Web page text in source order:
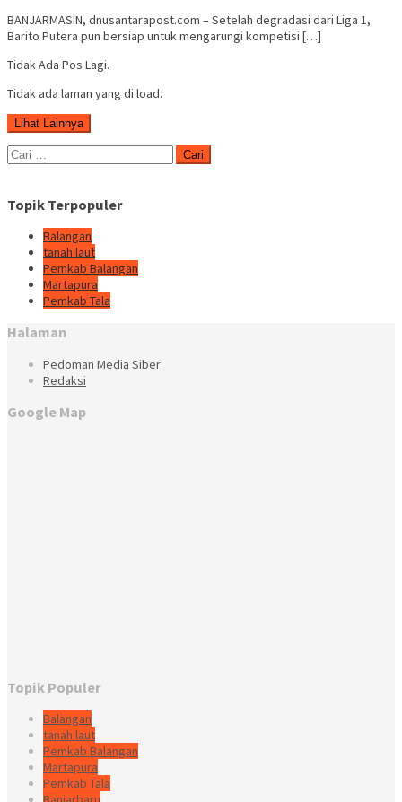
BANJARMASIN, dnusantarapost.com – Setelah degradasi dari Liga 1,
Barito Putera pun bersiap untuk mengarungi kompetisi […]
Tidak Ada Pos Lagi.
Tidak ada laman yang di load.
Lihat Lainnya
Cari
untuk:
Topik Terpopuler
Balangan
tanah laut
Pemkab Balangan
Martapura
Pemkab Tala
Halaman
Pedoman Media Siber
Redaksi
Google Map
Topik Populer
Balangan
tanah laut
Pemkab Balangan
Martapura
Pemkab Tala